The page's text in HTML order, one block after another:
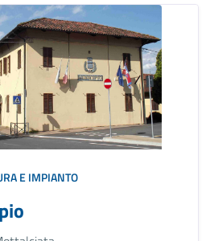
E IMPIANTO